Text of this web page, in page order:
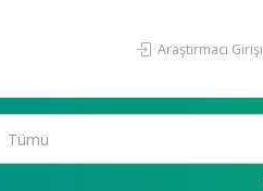
Araştırmacı Girişi